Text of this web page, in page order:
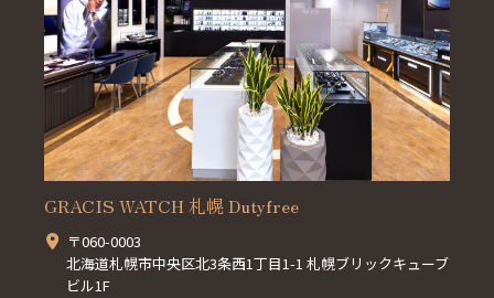
GRACIS WATCH 札幌 Dutyfree
〒060-0003
北海道札幌市中央区北3条西1丁目1-1 札幌ブリックキューブ
ビル1F